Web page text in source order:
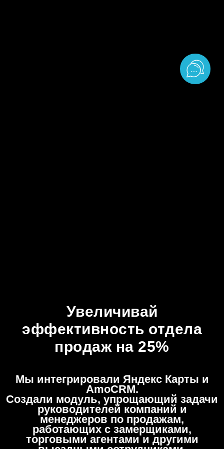
Увеличивай
эффективность отдела
продаж на 25%
Мы интегрировали Яндекс Карты и
AmoCRM.
Создали модуль, упрощающий задачи
руководителей компаний и
менеджеров по продажам,
работающих с замерщиками,
торговыми агентами и другими